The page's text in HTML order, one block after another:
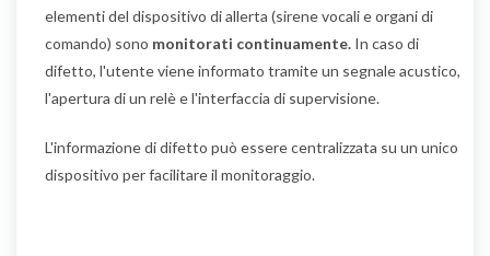
elementi del dispositivo di allerta (sirene vocali e organi di
comando) sono monitorati continuamente. In caso di
difetto, l'utente viene informato tramite un segnale acustico,
l'apertura di un relè e l'interfaccia di supervisione.
L'informazione di difetto può essere centralizzata su un unico
dispositivo per facilitare il monitoraggio.